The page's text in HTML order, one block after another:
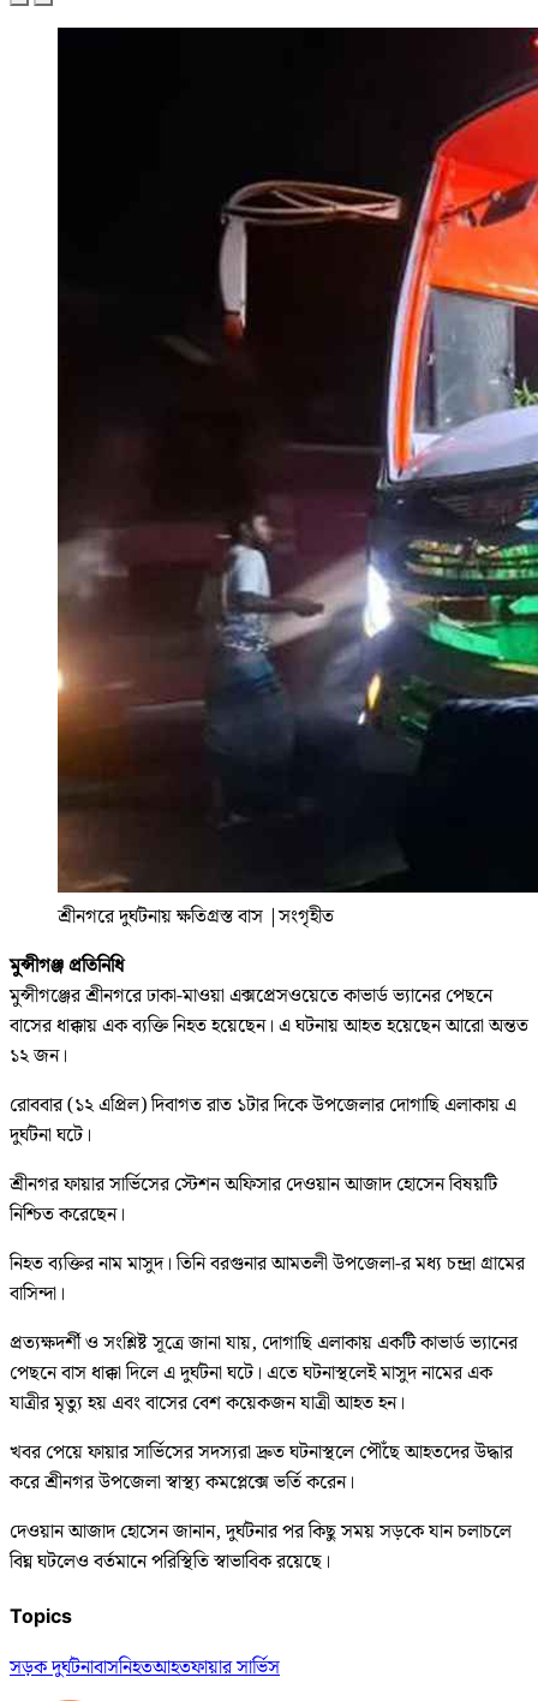
শ্রীনগরে দুর্ঘটনায় ক্ষতিগ্রস্ত বাস |সংগৃহীত
মুন্সীগঞ্জ প্রতিনিধি
মুন্সীগঞ্জের শ্রীনগরে ঢাকা-মাওয়া এক্সপ্রেসওয়েতে কাভার্ড ভ্যানের পেছনে
বাসের ধাক্কায় এক ব্যক্তি নিহত হয়েছেন। এ ঘটনায় আহত হয়েছেন আরো অন্তত
১২ জন।
রোববার (১২ এপ্রিল) দিবাগত রাত ১টার দিকে উপজেলার দোগাছি এলাকায় এ
দুর্ঘটনা ঘটে।
শ্রীনগর ফায়ার সার্ভিসের স্টেশন অফিসার দেওয়ান আজাদ হোসেন বিষয়টি
নিশ্চিত করেছেন।
নিহত ব্যক্তির নাম মাসুদ। তিনি বরগুনার আমতলী উপজেলা-র মধ্য চন্দ্রা গ্রামের
বাসিন্দা।
প্রত্যক্ষদর্শী ও সংশ্লিষ্ট সূত্রে জানা যায়, দোগাছি এলাকায় একটি কাভার্ড ভ্যানের
পেছনে বাস ধাক্কা দিলে এ দুর্ঘটনা ঘটে। এতে ঘটনাস্থলেই মাসুদ নামের এক
যাত্রীর মৃত্যু হয় এবং বাসের বেশ কয়েকজন যাত্রী আহত হন।
খবর পেয়ে ফায়ার সার্ভিসের সদস্যরা দ্রুত ঘটনাস্থলে পৌঁছে আহতদের উদ্ধার
করে শ্রীনগর উপজেলা স্বাস্থ্য কমপ্লেক্সে ভর্তি করেন।
দেওয়ান আজাদ হোসেন জানান, দুর্ঘটনার পর কিছু সময় সড়কে যান চলাচলে
বিঘ্ন ঘটলেও বর্তমানে পরিস্থিতি স্বাভাবিক রয়েছে।
Topics
সড়ক দুর্ঘটনাবাসনিহতআহতফায়ার সার্ভিস